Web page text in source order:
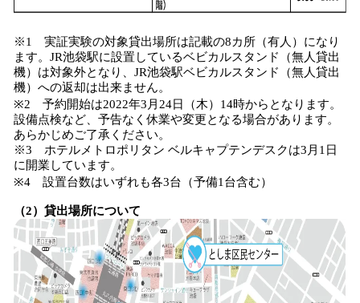
※1 実証実験の対象貸出場所は記載の8カ所（有人）になり
ます。JR池袋駅に設置しているベビカルスタンド（無人貸出
機）は対象外となり、JR池袋駅ベビカルスタンド（無人貸出
機）への返却は出来ません。
※2 予約開始は2022年3月24日（木）14時からとなります。
設備点検など、予告なく休業や変更となる場合があります。
あらかじめご了承ください。
※3 ホテルメトロポリタン ベルキャプテンデスクは3月1日
に開業しています。
※4 設置台数はいずれも各3台（予備1台含む）
（2）貸出場所について